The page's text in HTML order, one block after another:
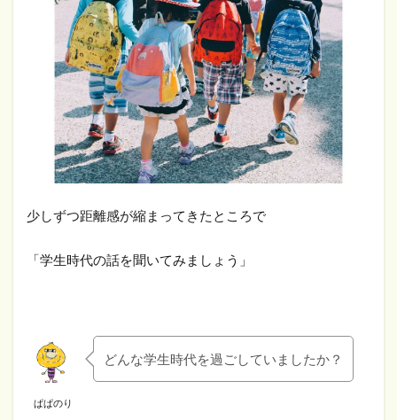
少しずつ距離感が縮まってきたところで
「学生時代の話を聞いてみましょう」
ぱぱのり
どんな学生時代を過ごしていましたか？